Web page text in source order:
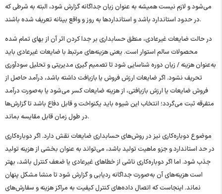
می‌شود و لازم نیست همیشه به ‌عنوان زیان جداگانه گزارش شود، البته به شرطی که
در حدود استاندارد باشد و استانداردها به‌ روز و واقع ‌بینانه تعریف شده باشند.
در حالت ضایعات غیرعادی، منطق حسابداری بر جدا کردن اثر آن از بهای تمام ‌شده
محصولات سالم استوار است. یعنی هزینه‌های مرتبط با ضایعات غیرعادی باید
به‌عنوان هزینه / زیان دوره شناسایی شود تا تصمیم ‌گیری مدیریتی و تحلیل سودآوری
تحریف نشود. اگر ضایعات ارزش فروش یا بازیافت داشته باشد، درآمد حاصل از
فروش ضایعات یا ارزش بازیافتی، از هزینه ضایعات کسر می‌شود یا به‌صورت درآمد
متفرقه ثبت می‌گردد؛ انتخاب این شیوه باید یکنواخت و قابل دفاع باشد تا گزارش‌ها
در طول زمان قابل مقایسه بماند.
موضوع دوباره‌کاری نیز در روش‌های حسابداری ضایعات نقش دارد. اگر دوباره‌کاری
در حد استاندارد و جزو ماهیت تولید باشد، می‌تواند به ‌عنوان بخشی از هزینه تولید
جذب شود. اما اگر دوباره‌کاری ناشی از خطاهای غیرعادی یا ضعف کنترل باشد، بهتر
است هزینه‌های آن به‌صورت جداگانه ردیابی و گزارش شود تا منشا مشکل پنهان
نماند. اینجاست که اتصال داده‌های کنترل کیفیت به مراکز هزینه و سفارش‌های